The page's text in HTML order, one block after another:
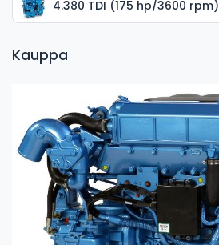
4.380 TDI (175 hp/3600 rpm)
Kauppa